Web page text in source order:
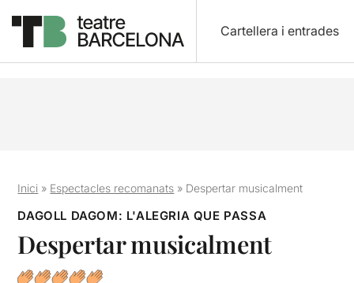
Cartellera i entrades
Inici » Espectacles recomanats » Despertar musicalment
DAGOLL DAGOM: L'ALEGRIA QUE PASSA
Despertar musicalment